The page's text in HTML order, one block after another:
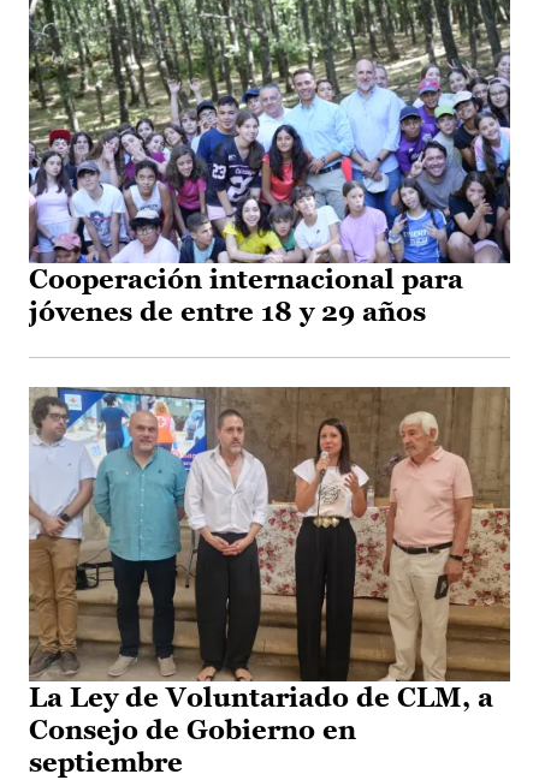
Cooperación internacional para
jóvenes de entre 18 y 29 años
La Ley de Voluntariado de CLM, a
Consejo de Gobierno en
septiembre